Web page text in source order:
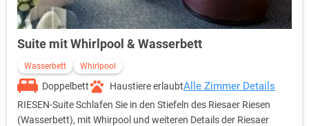
Suite mit Whirlpool & Wasserbett
Wasserbett Whirlpool
Doppelbett Haustiere erlaubtAlle Zimmer Details
RIESEN-Suite Schlafen Sie in den Stiefeln des Riesaer Riesen
(Wasserbett), mit Whirpool und weiteren Details der Riesaer